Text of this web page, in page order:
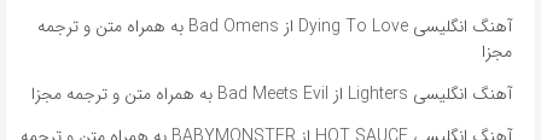
آهنگ انگلیسی Dying To Love از Bad Omens به همراه متن و ترجمه
مجزا
آهنگ انگلیسی Lighters از Bad Meets Evil به همراه متن و ترجمه مجزا